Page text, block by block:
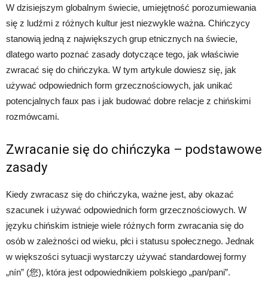
W dzisiejszym globalnym świecie, umiejętność porozumiewania
się z ludźmi z różnych kultur jest niezwykle ważna. Chińczycy
stanowią jedną z największych grup etnicznych na świecie,
dlatego warto poznać zasady dotyczące tego, jak właściwie
zwracać się do chińczyka. W tym artykule dowiesz się, jak
używać odpowiednich form grzecznościowych, jak unikać
potencjalnych faux pas i jak budować dobre relacje z chińskimi
rozmówcami.
Zwracanie się do chińczyka – podstawowe
zasady
Kiedy zwracasz się do chińczyka, ważne jest, aby okazać
szacunek i używać odpowiednich form grzecznościowych. W
języku chińskim istnieje wiele różnych form zwracania się do
osób w zależności od wieku, płci i statusu społecznego. Jednak
w większości sytuacji wystarczy używać standardowej formy
„nín” (您), która jest odpowiednikiem polskiego „pan/pani”.